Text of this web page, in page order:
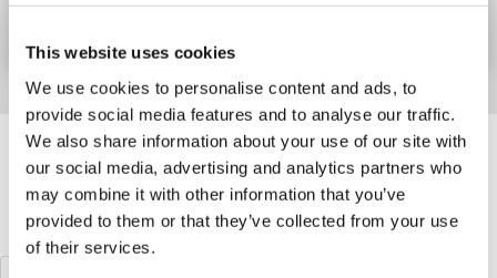
This website uses cookies
We use cookies to personalise content and ads, to
provide social media features and to analyse our traffic.
We also share information about your use of our site with
our social media, advertising and analytics partners who
may combine it with other information that you’ve
provided to them or that they’ve collected from your use
of their services.
Target information, Synonyms, Latest
references
Haben Sie etwas anderes gesucht?